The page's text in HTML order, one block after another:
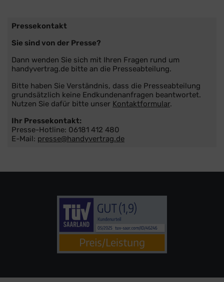
Pressekontakt
Sie sind von der Presse?
Dann wenden Sie sich mit Ihren Fragen rund um
handyvertrag.de bitte an die Presseabteilung.
Bitte haben Sie Verständnis, dass die Presseabteilung
grundsätzlich keine Endkundenanfragen beantwortet.
Nutzen Sie dafür bitte unser Kontaktformular.
Ihr Pressekontakt:
Presse-Hotline: 06181 412 480
E-Mail: presse@handyvertrag.de